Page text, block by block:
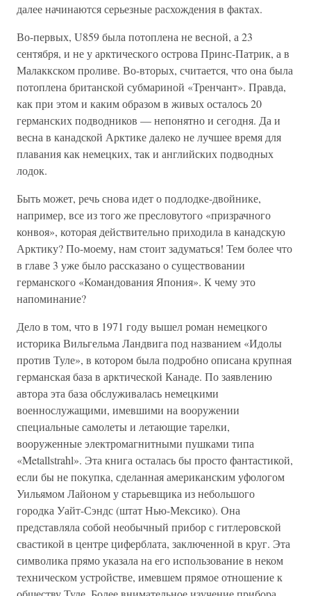
далее начинаются серьезные расхождения в фактах.
Во-первых, U859 была потоплена не весной, а 23
сентября, и не у арктического острова Принс-Патрик, а в
Малаккском проливе. Во-вторых, считается, что она была
потоплена британской субмариной «Тренчант». Правда,
как при этом и каким образом в живых осталось 20
германских подводников — непонятно и сегодня. Да и
весна в канадской Арктике далеко не лучшее время для
плавания как немецких, так и английских подводных
лодок.
Быть может, речь снова идет о подлодке-двойнике,
например, все из того же пресловутого «призрачного
конвоя», которая действительно приходила в канадскую
Арктику? По-моему, нам стоит задуматься! Тем более что
в главе 3 уже было рассказано о существовании
германского «Командования Япония». К чему это
напоминание?
Дело в том, что в 1971 году вышел роман немецкого
историка Вильгельма Ландвига под названием «Идолы
против Туле», в котором была подробно описана крупная
германская база в арктической Канаде. По заявлению
автора эта база обслуживалась немецкими
военнослужащими, имевшими на вооружении
специальные самолеты и летающие тарелки,
вооруженные электромагнитными пушками типа
«Metallstrahl». Эта книга осталась бы просто фантастикой,
если бы не покупка, сделанная американским уфологом
Уильямом Лайоном у старьевщика из небольшого
городка Уайт-Сэндс (штат Нью-Мексико). Она
представляла собой необычный прибор с гитлеровской
свастикой в центре циферблата, заключенной в круг. Эта
символика прямо указала на его использование в неком
техническом устройстве, имевшем прямое отношение к